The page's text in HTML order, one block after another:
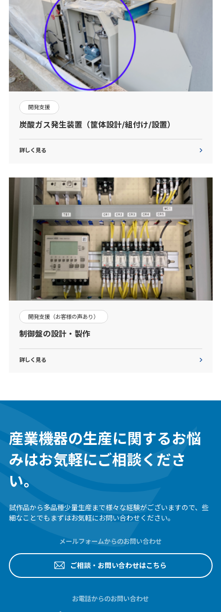
開発支援
炭酸ガス発生装置（筐体設計/組付け/設置）
詳しく見る
開発支援（お客様の声あり）
制御盤の設計・製作
詳しく見る
産業機器の生産に関するお悩
みはお気軽にご相談くださ
い。
試作品から多品種少量生産まで様々な経験がございますので、 些
細なことでもまずはお気軽にお問い合わせください。
メールフォームからのお問い合わせ
ご相談・お問い合わせはこちら
お電話からのお問い合わせ